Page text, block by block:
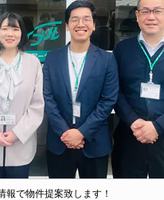
報で物件提案致します！